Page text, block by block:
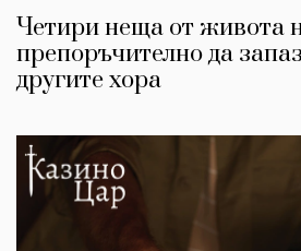
Четири неща от живота
препоръчително да
другите хора